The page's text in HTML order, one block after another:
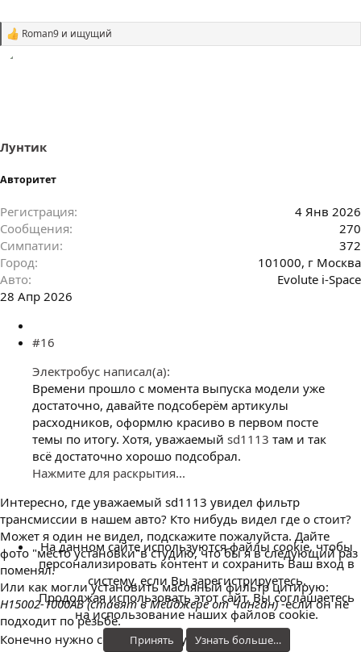
С
:
Roman9 и ищущий
Лунтик
Авторитет
Регистрация
4 Янв 2026
Сообщения
270
Симпатии
372
Город
101000, г Москва
Авто
Evolute i-Space
28 Апр 2026
#16
Электробус написал(а):
Времени прошло с момента выпуска модели уже
достаточно, давайте подсоберём артикулы
расходников, оформлю красиво в первом посте
темы по итогу. Хотя, уважаемый sd1113 там и так
всё достаточно хорошо подсобрал.
Нажмите для раскрытия...
Интересно, где уважаемый sd1113 увидел фильтр
трансмиссии в нашем авто? Кто нибудь видел где о стоит?
Может я один не видел, подскажите пожалуйста. Дайте
фото "место установки"в студию, что бы я в следующий раз
поменял.
Или как могли установить масляный фильтр цитирую:
H15002-1000AB (ставят в Мейджере от Чанган) -если он не
подходит по резьбе.
Конечно нужно собрать артикулы.
На данном сайте используются файлы cookie, чтобы
персонализировать контент и сохранить Ваш вход в
систему, если Вы зарегистрируетесь.
Продолжая использовать этот сайт, Вы соглашаетесь
на использование наших файлов cookie.
Принять Узнать больше…